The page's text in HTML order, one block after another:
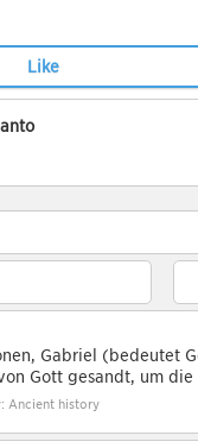
Like
Gabriel (bedeutet
Gott gesandt, um
Ancient history